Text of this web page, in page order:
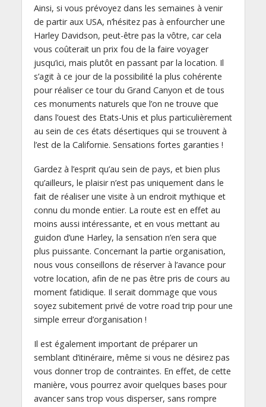
Ainsi, si vous prévoyez dans les semaines à venir
de partir aux USA, n’hésitez pas à enfourcher une
Harley Davidson, peut-être pas la vôtre, car cela
vous coûterait un prix fou de la faire voyager
jusqu’ici, mais plutôt en passant par la location. Il
s’agit à ce jour de la possibilité la plus cohérente
pour réaliser ce tour du Grand Canyon et de tous
ces monuments naturels que l’on ne trouve que
dans l’ouest des Etats-Unis et plus particulièrement
au sein de ces états désertiques qui se trouvent à
l’est de la Californie. Sensations fortes garanties !
Gardez à l’esprit qu’au sein de pays, et bien plus
qu’ailleurs, le plaisir n’est pas uniquement dans le
fait de réaliser une visite à un endroit mythique et
connu du monde entier. La route est en effet au
moins aussi intéressante, et en vous mettant au
guidon d’une Harley, la sensation n’en sera que
plus puissante. Concernant la partie organisation,
nous vous conseillons de réserver à l’avance pour
votre location, afin de ne pas être pris de cours au
moment fatidique. Il serait dommage que vous
soyez subitement privé de votre road trip pour une
simple erreur d’organisation !
Il est également important de préparer un
semblant d’itinéraire, même si vous ne désirez pas
vous donner trop de contraintes. En effet, de cette
manière, vous pourrez avoir quelques bases pour
avancer sans trop vous disperser, sans rompre